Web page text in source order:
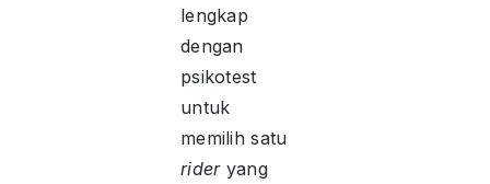
lengkap
dengan
psikotest
untuk
memilih satu
rideryang